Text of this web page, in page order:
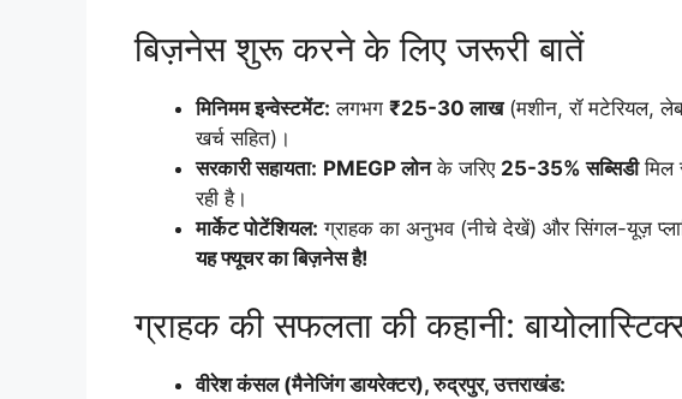
बिज़नेस शुरू करने के लिए जरूरी बातें
मिनिमम इन्वेस्टमेंट: लगभग ₹25-30 लाख(मशीन, रॉ मटेरियल,
खर्च सहित)।
सरकारी सहायता: PMEGP लोनके जरिए 25-35% सब्सिडीमिल
रही है।
मार्केट पोटेंशियल: ग्राहक का अनुभव (नीचे देखें) और सिंगल-यूज़
यह फ्यूचर का बिज़नेस है!
ग्राहक की सफलता की कहानी:
वीरेश कंसल (मैनेजिंग डायरेक्टर), रुद्रपुर, उत्तराखंड: